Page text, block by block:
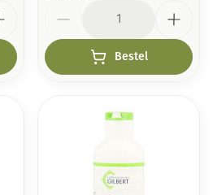
Bestel